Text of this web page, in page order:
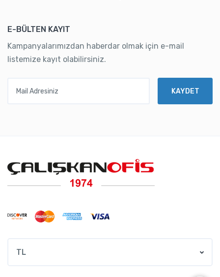
E-BÜLTEN KAYIT
Kampanyalarımızdan haberdar olmak için e-mail
listemize kayıt olabilirsiniz.
KAYDET
TL